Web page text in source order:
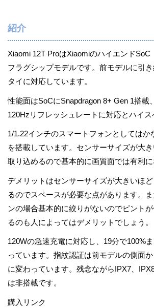
紹介
Xiaomi 12T ProはXiaomiのハイエンドSoC
フラグシップモデルです。前モデルに引
タイに対応しています。
性能面はSoCにSnapdragon 8+ Gen 1搭載
120Hzリフレッシュレートに対応とハイス
1/1.22インチのスマートフォンとしてはか
を搭載しています。センサーサイズが大
取り込めるので基本的に画質面では有利に
デメリットはセンサーサイズが大きいほ
るのでスペースが必要な点があります。
ンの場合基本的に絞りがないのでピント
るのも人によってはデメリットでしょう。
120Wの急速充電に対応し、19分で100%
っています。指紋認証は前モデルの側面
に変わっています。残念ながらIPX7、
は非搭載です。
購入リンク